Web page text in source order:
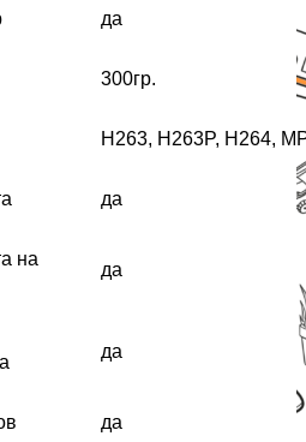
да
300гр.
H263, H263P, H264,
да
на
да
да
да